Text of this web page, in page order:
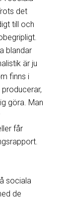
det
till och
blandar
är ju
finns i
göra. Man
får
sociala
de